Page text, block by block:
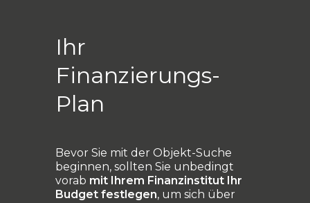
Ihr
Finanzierungs-
Plan
Bevor Sie mit der Objekt-Suche
beginnen, sollten Sie unbedingt
vorab mit Ihrem Finanzinstitut Ihr
Budget festlegen, um sich über